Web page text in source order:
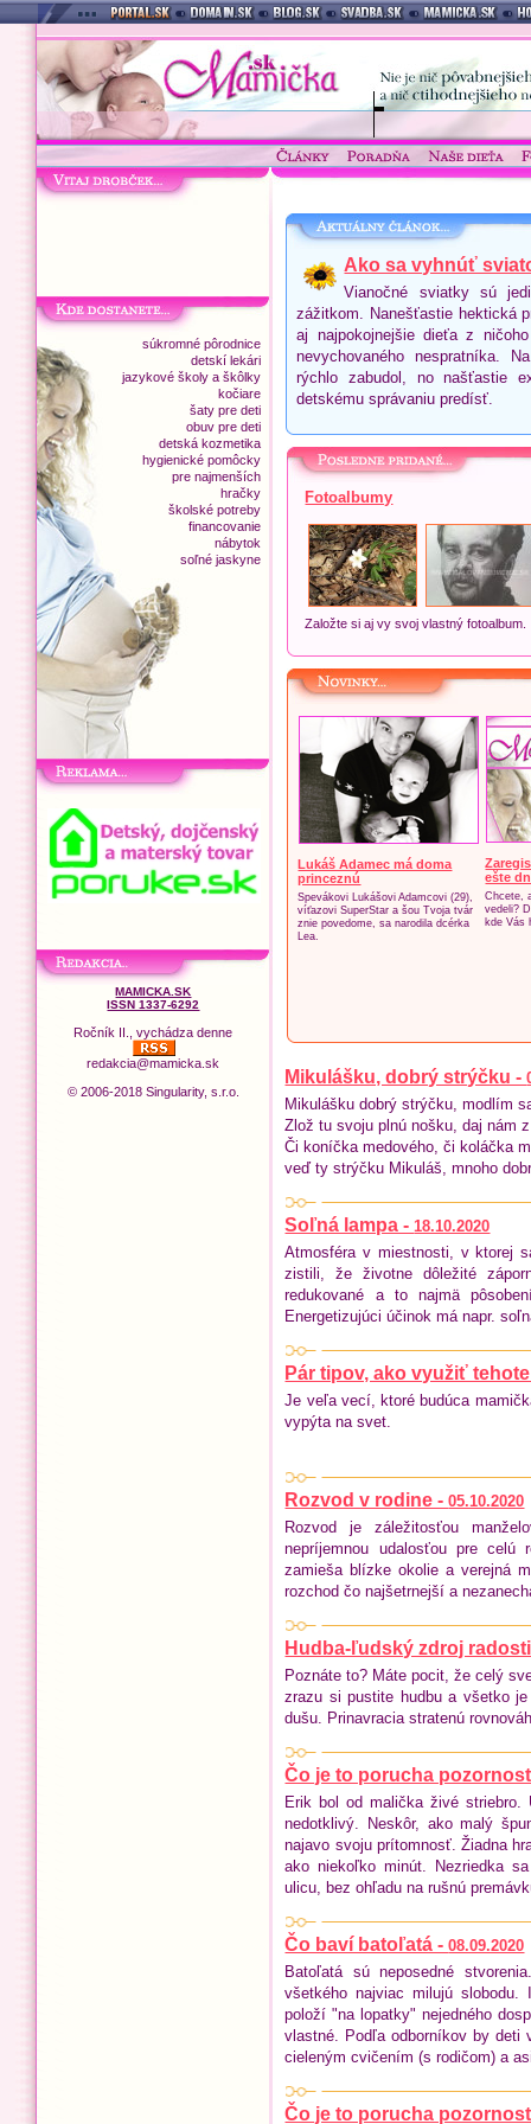
súkromné pôrodnice
detskí lekári
jazykové školy a škôlky
kočiare
šaty pre deti
obuv pre deti
detská kozmetika
hygienické pomôcky
pre najmenších
hračky
školské potreby
financovanie
nábytok
soľné jaskyne
MAMICKA.SK
ISSN 1337-6292
Ročník II., vychádza denne
redakcia@mamicka.sk
© 2006-2018 Singularity, s.r.o.
Ako sa vyhnúť
Vianočné sviatky sú
zážitkom. Nanešťastie hektická
aj najpokojnejšie dieťa z
nevychovaného nespratníka.
rýchlo zabudol, no našťastie
detskému správaniu predísť.
Fotoalbumy
Založte si aj vy svoj vlastný fotoalbum.
Lukáš Adamec má doma
princeznú
Spevákovi Lukášovi Adamcovi (29),
víťazovi SuperStar a šou Tvoja tvár
znie povedome, sa narodila dcérka
Lea.
ešte
Chcete,
vedeli?
kde Vás
Mikulášku, dobrý strýčku -
Mikulášku dobrý strýčku, modlím
Zlož tu svoju plnú nošku, daj nám
Či koníčka medového, či koláčka
veď ty strýčku Mikuláš, mnoho
Soľná lampa - 18.10.2020
Atmosféra v miestnosti, v ktorej
zistili, že životne dôležité
redukované a to najmä
Energetizujúci účinok má napr.
Pár tipov, ako využiť
Je veľa vecí, ktoré budúca
vypýta na svet.
Rozvod v rodine -05.10.2020
Rozvod je záležitosťou
nepríjemnou udalosťou pre
zamieša blízke okolie a verejná
rozchod čo najšetrnejší a
Hudba-ľudský zdroj
Poznáte to? Máte pocit, že celý
zrazu si pustite hudbu a všetko
dušu. Prinavracia stratenú
Čo je to porucha
Erik bol od malička živé
nedotklivý. Neskôr, ako malý
najavo svoju prítomnosť. Žiadna
ako niekoľko minút. Nezriedka
ulicu, bez ohľadu na rušnú
Čo baví batoľatá -08.09.2020
Batoľatá sú neposedné
všetkého najviac milujú slobodu.
položí "na lopatky" nejedného
vlastné. Podľa odborníkov by deti
cieleným cvičením (s rodičom) a
Čo je to porucha